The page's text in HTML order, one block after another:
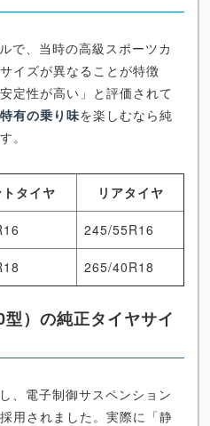
で、当時の高級スポーツカ
イズが異なることが特徴
定性が高い」と評価されて
有の乗り味を楽しむなら純
。
タイヤ リアタイヤ
245/55R16
265/40R18
）の純正タイヤサイ
、電子制御サスペンション
用されました。実際に「静